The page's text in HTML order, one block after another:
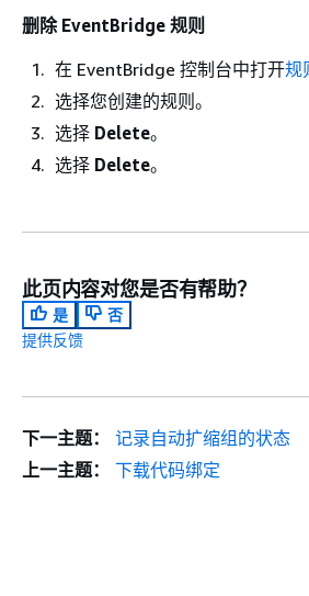
删除 EventBridge 规则
在 EventBridge 控制台中打开规
选择您创建的规则。
选择 Delete。
选择 Delete。
此页内容对您是否有帮助？
是
否
提供反馈
下一主题：
记录自动扩缩组的状态
上一主题：
下载代码绑定